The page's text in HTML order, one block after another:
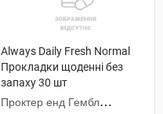
Always Daily Fresh Normal
Прокладки щоденні без
запаху 30 шт
Проктер енд Гембл